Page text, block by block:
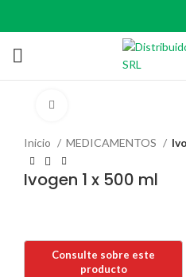
Inicio MEDICAMENTOS
Ivogen 1 x 500 ml